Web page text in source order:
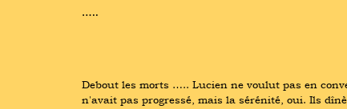
…..
Debout les morts ….. Lucien ne voulut pas en
n'avait pas progressé, mais la sérénité, oui. Ils